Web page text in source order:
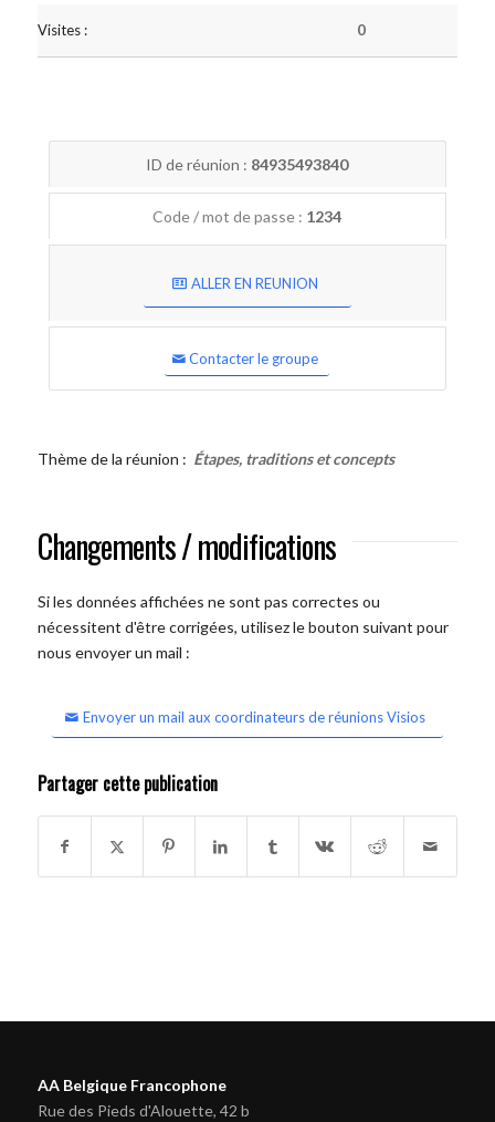
Visites : 0
ID de réunion : 84935493840
Code / mot de passe : 1234
ALLER EN REUNION
Contacter le groupe
Thème de la réunion : Étapes, traditions et concepts
Changements / modifications
Si les données affichées ne sont pas correctes ou
nécessitent d'être corrigées, utilisez le bouton suivant pour
nous envoyer un mail :
Envoyer un mail aux coordinateurs de réunions Visios
Partager cette publication
AA Belgique Francophone
Rue des Pieds d'Alouette, 42 b